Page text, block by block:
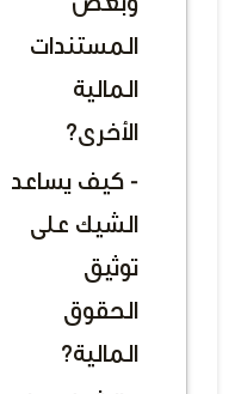
وبعض
المستندات
المالية
الأخرى؟
- كيف يساعد
الشيك على
توثيق
الحقوق
المالية؟